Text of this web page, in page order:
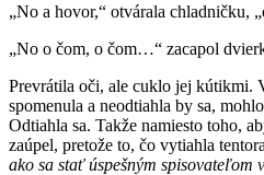
„No a hovor,“ otvárala chladničku,
„No o čom, o čom…“ zacapol
Prevrátila oči, ale cuklo jej kútikmi.
spomenula a neodtiahla by sa,
Odtiahla sa. Takže namiesto toho,
zaúpel, pretože to, čo vytiahla
ako sa stať úspešným spisovateľom